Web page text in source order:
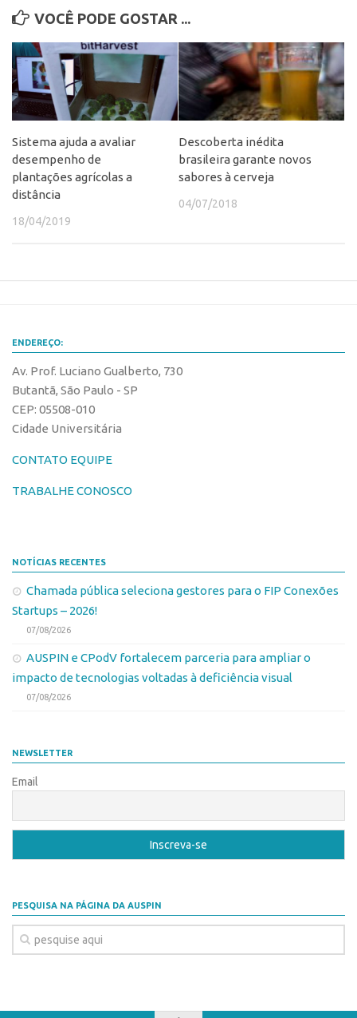
PD&I
Convênios
Chamamento
PIPE/FAPESP
SPRINT
Patentes em Destaque
Inteligência Competitiva
Showroom de Tecnologias
Empreendedorismo
Jornada Empreendedora
Prêmio USP de Empreendedorismo
Entidades
Pesquisa
CEPIX
INCTs
Eventos
Bússola da Inovação
SGE
Fala Inovação (Webinar)
VOCÊ PODE GOSTAR ...
Sistema ajuda a avaliar
desempenho de
plantações agrícolas a
distância
18/04/2019
Descoberta inédita
brasileira garante novos
sabores à cerveja
04/07/2018
ENDEREÇO:
Av. Prof. Luciano Gualberto, 730
Butantã, São Paulo - SP
CEP: 05508-010
Cidade Universitária
CONTATO EQUIPE
TRABALHE CONOSCO
NOTÍCIAS RECENTES
Chamada pública seleciona gestores para o FIP Conexões
Startups – 2026!
07/08/2026
AUSPIN e CPodV fortalecem parceria para ampliar o
impacto de tecnologias voltadas à deficiência visual
07/08/2026
NEWSLETTER
Email
PESQUISA NA PÁGINA DA AUSPIN